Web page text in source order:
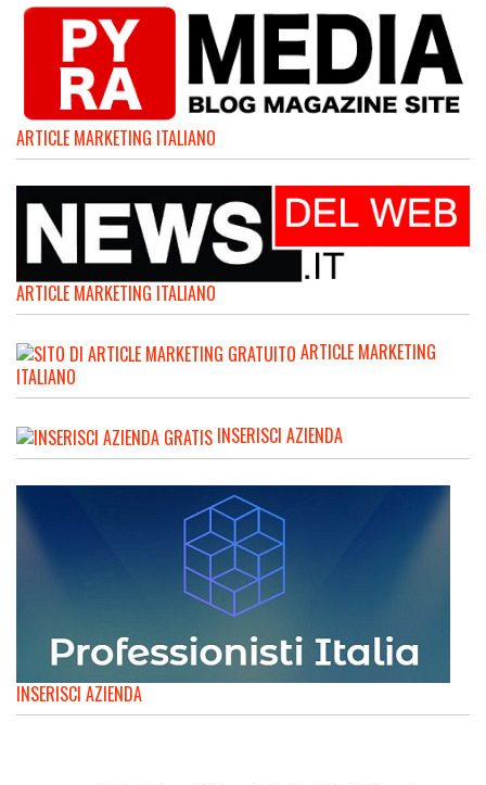
ARTICLE MARKETING ITALIANO
ARTICLE MARKETING ITALIANO
ARTICLE MARKETING
ITALIANO
INSERISCI AZIENDA
INSERISCI AZIENDA